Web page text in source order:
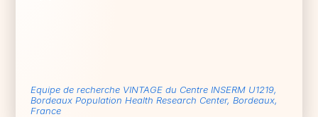
Equipe de recherche VINTAGE du Centre INSERM U1219,
Bordeaux Population Health Research Center, Bordeaux,
France